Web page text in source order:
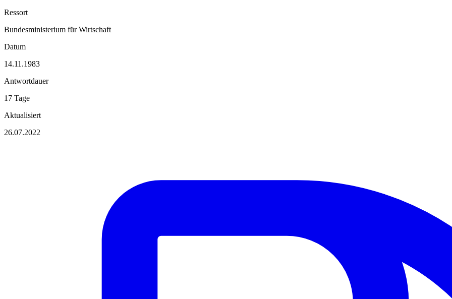
Ressort
Bundesministerium für Wirtschaft
Datum
14.11.1983
Antwortdauer
17 Tage
Aktualisiert
26.07.2022